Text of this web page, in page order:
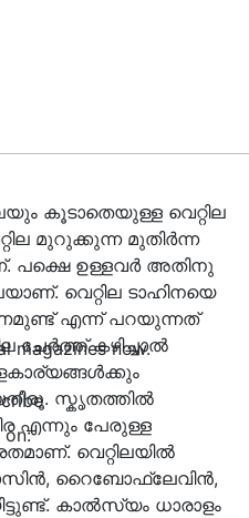
magazines now.
on:
കൂടാതെയുള്ള വെറ്റില
മുറുക്കുന്ന മുതിർന്ന
പക്ഷെ ഉള്ളവർ അതിനു
വെറ്റില ടാഹിനയെ
എന്ന് പറയുന്നത്
കഴിച്ചാൽ
സ്കൃതത്തിൽ
എന്നും പേരുള്ള
വെറ്റിലയിൽ
റൈബോഫ്ലേവിൻ,
കാൽസ്യം ധാരാളം